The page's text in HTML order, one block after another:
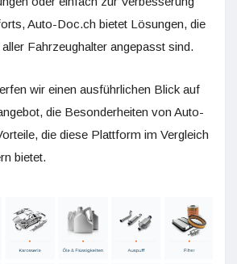
Auto-Doc.ch bietet Lösungen, die
Fahrzeughalter angepasst sind.
wir einen ausführlichen Blick auf
die Besonderheiten von Auto-
die diese Plattform im Vergleich
bietet.